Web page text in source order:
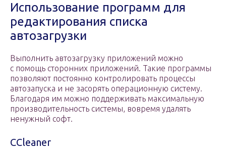
Использование программ для
редактирования списка
автозагрузки
Выполнить автозагрузку приложений можно
с помощь сторонних приложений. Такие программы
позволяют постоянно контролировать процессы
автозапуска и не засорять операционную систему.
Благодаря им можно поддерживать максимальную
производительность системы, вовремя удалять
ненужный софт.
CCleaner